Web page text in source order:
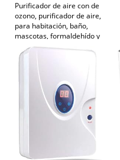
Purificador de aire con de
ozono, purificador de aire,
para habitación, baño,
mascotas, formaldehído y
olores, alta eficiencia -
Blanco